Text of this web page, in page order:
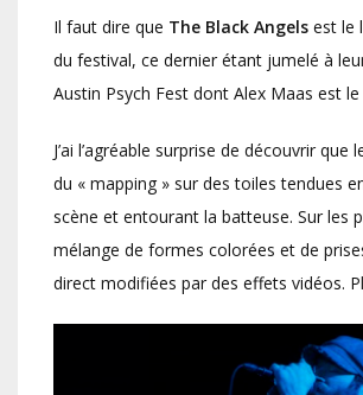
Il faut dire que The Black Angels est le
du festival, ce dernier étant jumelé à
Austin Psych Fest dont Alex Maas est
J’ai l’agréable surprise de découvrir que
du « mapping » sur des toiles tendues
scène et entourant la batteuse. Sur les
mélange de formes colorées et de
direct modifiées par des effets vidéos.